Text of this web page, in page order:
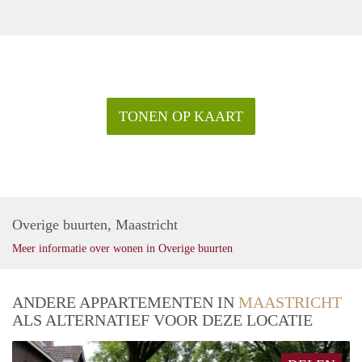
TONEN OP KAART
Overige buurten, Maastricht
Meer informatie over wonen in Overige buurten
ANDERE APPARTEMENTEN IN MAASTRICHT
ALS ALTERNATIEF VOOR DEZE LOCATIE